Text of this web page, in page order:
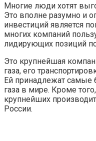
Многие люди хотят
Это вполне разумно и
инвестиций является
многих компаний
лидирующих позиций
Это крупнейшая
газа, его
Ей принадлежат самые
газа в мире. Кроме
крупнейших
России.